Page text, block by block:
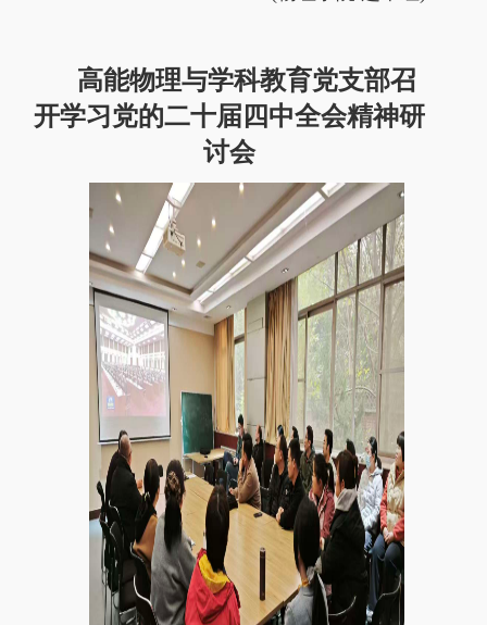
高能物理与学科教育党支部召
开学习党的二十届四中全会精神研
讨会